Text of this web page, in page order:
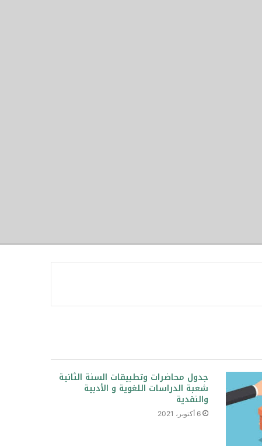
جدول محاضرات وتطبيقات السنة الثانية
شعبة الدراسات اللغوية و الأدبية
والنقدية
6 أكتوبر، 2021